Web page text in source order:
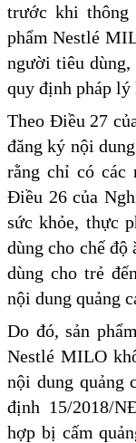
trước khi
phẩm Nestlé
người tiêu
quy định pháp lý
Theo Điều 27
đăng ký nội
rằng chỉ có các
Điều 26 của
sức khỏe, thực
dùng cho chế độ
dùng cho trẻ
nội dung quảng
Do đó, sản
Nestlé MILO
nội dung quảng
định 15/2018/
hợp bị cấm